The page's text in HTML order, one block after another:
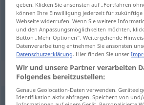
provare,sentire fühlenseelisch
„fühlen“: reflexives
fühlenv/r
geben. Klicken Sie ansonsten auf „Fortfahren
können Ihre Einwilligung jederzeit für zukünftige
Webseite widerrufen. Wenn Sie weitere
und den Anpassungsmöglichkeiten möchten,
Button „Mehr Optionen“. Weitergehende
Datenverarbeitung entnehmen Sie ansonsten
Datenschutzerklärung. Hier finden Sie unser
Wir und unsere Partner verarbeiten
Folgendes bereitzustellen:
Genaue Geolocation-Daten verwenden.
Identifikation aktiv abfragen. Speichern von